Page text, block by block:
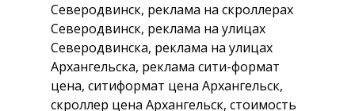
Северодвинск, реклама на скроллерах
Северодвинск, реклама на улицах
Северодвинска, реклама на улицах
Архангельска, реклама сити-формат
цена, ситиформат цена Архангельск,
скроллер цена Архангельск, стоимость